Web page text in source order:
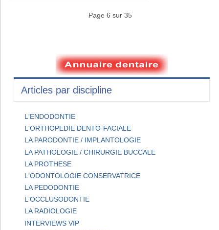
Page 6 sur 35
Articles par discipline
L'ENDODONTIE
L'ORTHOPEDIE DENTO-FACIALE
LA PARODONTIE / IMPLANTOLOGIE
LA PATHOLOGIE / CHIRURGIE BUCCALE
LA PROTHESE
L'ODONTOLOGIE CONSERVATRICE
LA PEDODONTIE
L'OCCLUSODONTIE
LA RADIOLOGIE
INTERVIEWS VIP